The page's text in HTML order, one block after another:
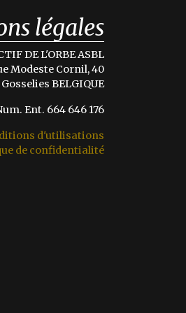
légales
DE L'ORBE ASBL
Modeste Cornil, 40
Gosselies BELGIQUE
Ent. 664 646 176
d'utilisations
de confidentialité